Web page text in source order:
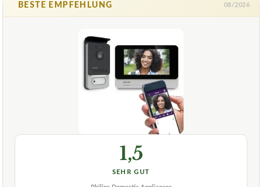
BESTE EMPFEHLUNG 08/2026
1,5
SEHR GUT